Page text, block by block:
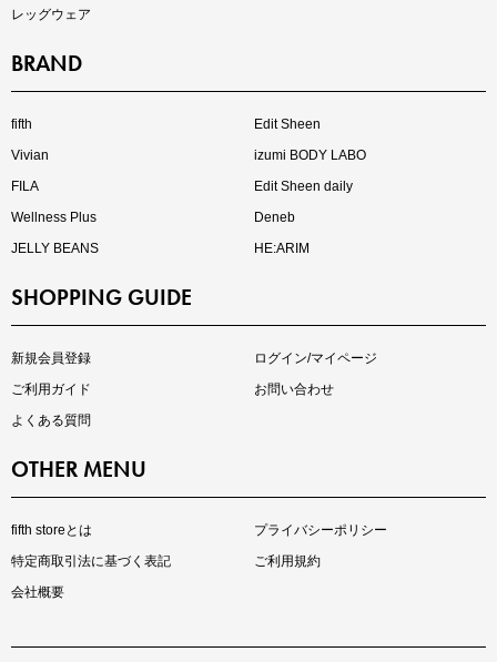
大人の着映えアイテム5選
マストバイアイテム
レッグウェア
BRAND
fifth
Edit Sheen
Vivian
izumi BODY LABO
FILA
Edit Sheen daily
Wellness Plus
Deneb
JELLY BEANS
HE:ARIM
SHOPPING GUIDE
新規会員登録
ログイン/マイページ
ご利用ガイド
お問い合わせ
よくある質問
OTHER MENU
fifth storeとは
プライバシーポリシー
特定商取引法に基づく表記
ご利用規約
会社概要